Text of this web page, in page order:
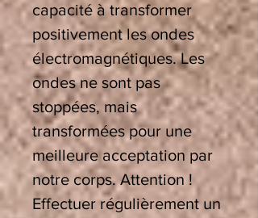
capacité à transformer
positivement les ondes
électromagnétiques. Les
ondes ne sont pas
stoppées, mais
transformées pour une
meilleure acceptation par
notre corps. Attention !
Effectuer régulièrement un